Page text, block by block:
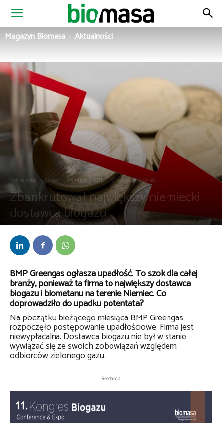
Magazyn
Magazyn Biomasa Aktualności
Aktualności Biogaz Biometan OZE Wiadomości ze świata
Zbankrutował największy niemiecki
dostawca biogazu
BMP Greengas ogłasza upadłość. To szok dla całej
branży, ponieważ ta firma to największy dostawca
biogazu i biometanu na terenie Niemiec. Co
doprowadziło do upadku potentata?
Na początku bieżącego miesiąca BMP Greengas
rozpoczęło postępowanie upadłościowe. Firma jest
niewypłacalna. Dostawca biogazu nie był w stanie
wywiązać się ze swoich zobowiązań względem
odbiorców zielonego gazu.
Reklama